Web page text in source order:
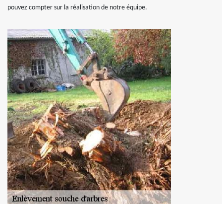
pouvez compter sur la réalisation de notre équipe.